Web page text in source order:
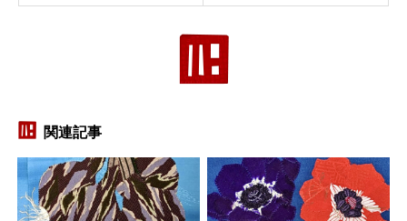
関連記事